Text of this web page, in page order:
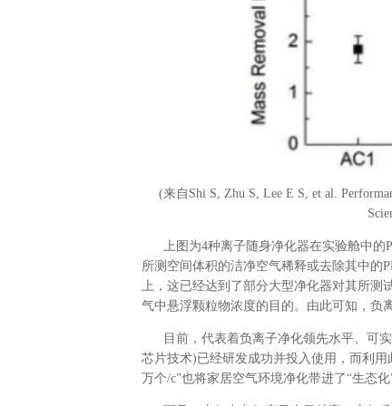
(来自Shi S, Zhu S, Lee E S, et al.
上图为4种离子随身净化器在实验舱中的
所测空间体积的洁净空气稀释或去除其中的
上，这已经达到了部分大型净化器对其所
气中悬浮颗粒物浓度的目的。由此可知，负
目前，代表着负离子净化领先水平、可实
芯片技术)已经研发成功并投入使用，而利用
万个/c”也将家居空气环境净化带进了“生态化